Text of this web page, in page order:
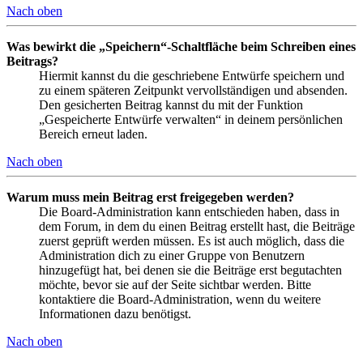
Nach oben
Was bewirkt die „Speichern“-Schaltfläche beim Schreiben eines
Beitrags?
Hiermit kannst du die geschriebene Entwürfe speichern und
zu einem späteren Zeitpunkt vervollständigen und absenden.
Den gesicherten Beitrag kannst du mit der Funktion
„Gespeicherte Entwürfe verwalten“ in deinem persönlichen
Bereich erneut laden.
Nach oben
Warum muss mein Beitrag erst freigegeben werden?
Die Board-Administration kann entschieden haben, dass in
dem Forum, in dem du einen Beitrag erstellt hast, die Beiträge
zuerst geprüft werden müssen. Es ist auch möglich, dass die
Administration dich zu einer Gruppe von Benutzern
hinzugefügt hat, bei denen sie die Beiträge erst begutachten
möchte, bevor sie auf der Seite sichtbar werden. Bitte
kontaktiere die Board-Administration, wenn du weitere
Informationen dazu benötigst.
Nach oben